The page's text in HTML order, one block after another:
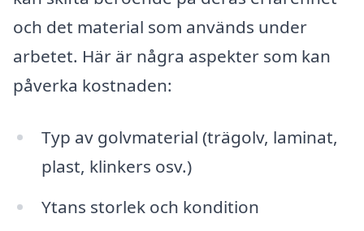
och det material som används under
arbetet. Här är några aspekter som kan
påverka kostnaden:
Typ av golvmaterial (trägolv, laminat,
plast, klinkers osv.)
Ytans storlek och kondition